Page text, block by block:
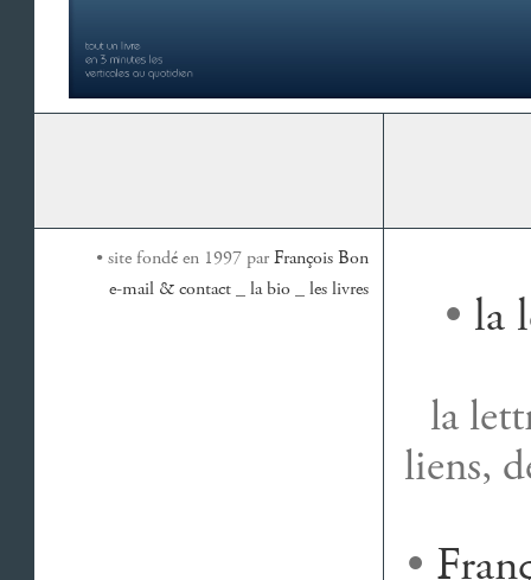
• site fondé en 1997 parFrançois Bon
e-mail & contact_ la bio_ les livres • la
la
liens,
•